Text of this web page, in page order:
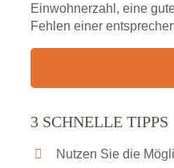
VHS steht für
Online-Kurse:
Checkliste:
Einwohnerzahl, eine
Fehlen einer
3 SCHNELLE TIPPS
Nutzen Sie die